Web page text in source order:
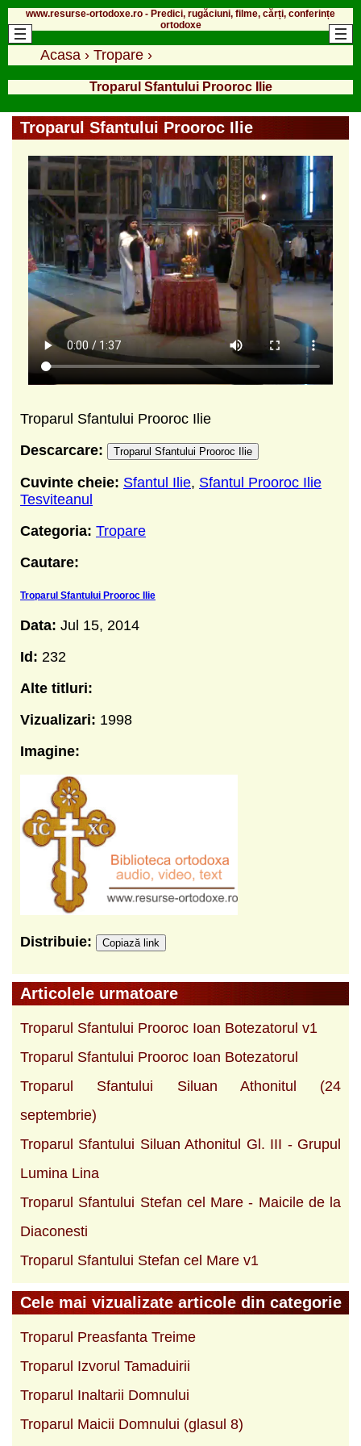
www.resurse-ortodoxe.ro - Predici, rugăciuni, filme, cărți, conferințe
ortodoxe
Acasa › Tropare ›
Troparul Sfantului Prooroc Ilie
Troparul Sfantului Prooroc Ilie
Troparul Sfantului Prooroc Ilie
Descarcare:
Troparul Sfantului Prooroc Ilie
Cuvinte cheie: Sfantul Ilie, Sfantul Prooroc Ilie
Tesviteanul
Categoria: Tropare
Cautare:
Troparul Sfantului Prooroc Ilie
Data: Jul 15, 2014
Id: 232
Alte titluri:
Vizualizari: 1998
Imagine:
Distribuie: Copiază link
Articolele urmatoare
Troparul Sfantului Prooroc Ioan Botezatorul v1
Troparul Sfantului Prooroc Ioan Botezatorul
Troparul Sfantului Siluan Athonitul (24
septembrie)
Troparul Sfantului Siluan Athonitul Gl. III - Grupul
Lumina Lina
Troparul Sfantului Stefan cel Mare - Maicile de la
Diaconesti
Troparul Sfantului Stefan cel Mare v1
Cele mai vizualizate articole din categorie
Troparul Preasfanta Treime
Troparul Izvorul Tamaduirii
Troparul Inaltarii Domnului
Troparul Maicii Domnului (glasul 8)